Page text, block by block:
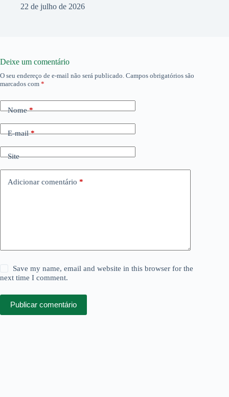
22 de julho de 2026
Deixe um comentário
O seu endereço de e-mail não será publicado. Campos obrigatórios são
marcados com *
Nome*
E-mail*
Site
Adicionar comentário *
Save my name, email and website in this browser for the
next time I comment.
Publicar comentário